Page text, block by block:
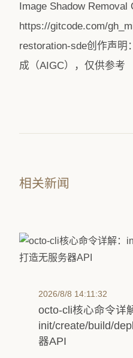
Image Shadow Removal
https://gitcode.com/
restoration-sde创作声明
成（AIGC），仅供参考
相关新闻
2026/8/8 14:11:32
octo-cli核心命令详
init/create/build/
器API